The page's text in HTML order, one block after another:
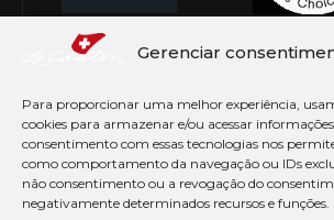
Gerenciar
Para proporcionar uma melhor experiência,
cookies para armazenar e/ou acessar
consentimento com essas tecnologias nos
como comportamento da navegação ou IDs
não consentimento ou a revogação do
negativamente determinados recursos e funções.
© Copyright 2026 Le Canton. Todos